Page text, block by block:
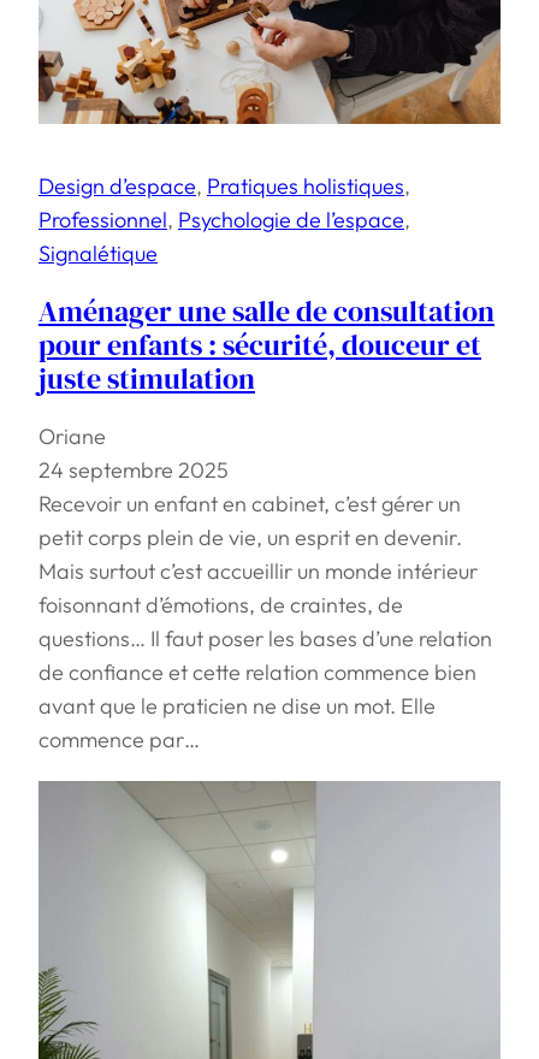
Design d’espace, Pratiques holistiques
Professionnel, Psychologie de l’espace
Signalétique
Aménager une salle de consultation
pour enfants : sécurité, douceur et
juste stimulation
Oriane
24 septembre 2025
Recevoir un enfant en cabinet, c’est gérer un
petit corps plein de vie, un esprit en devenir.
Mais surtout c’est accueillir un monde intérieur
foisonnant d’émotions, de craintes, de
questions… Il faut poser les bases d’une relation
de confiance et cette relation commence bien
avant que le praticien ne dise un mot. Elle
commence par…